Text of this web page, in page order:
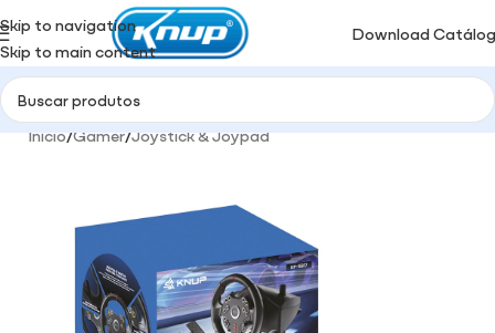
Skip to navigation
Skip to main content
Download
Início/Gamer/Joystick & Joypad